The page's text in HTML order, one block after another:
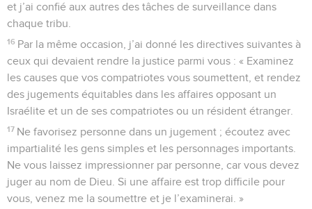
et j’ai confié aux autres des tâches de surveillance dans
chaque tribu.
16 Par la même occasion, j’ai donné les directives suivantes à
ceux qui devaient rendre la justice parmi vous : « Examinez
les causes que vos compatriotes vous soumettent, et rendez
des jugements équitables dans les affaires opposant un
Israélite et un de ses compatriotes ou un résident étranger.
17 Ne favorisez personne dans un jugement ; écoutez avec
impartialité les gens simples et les personnages importants.
Ne vous laissez impressionner par personne, car vous devez
juger au nom de Dieu. Si une affaire est trop difficile pour
vous, venez me la soumettre et je l’examinerai. »